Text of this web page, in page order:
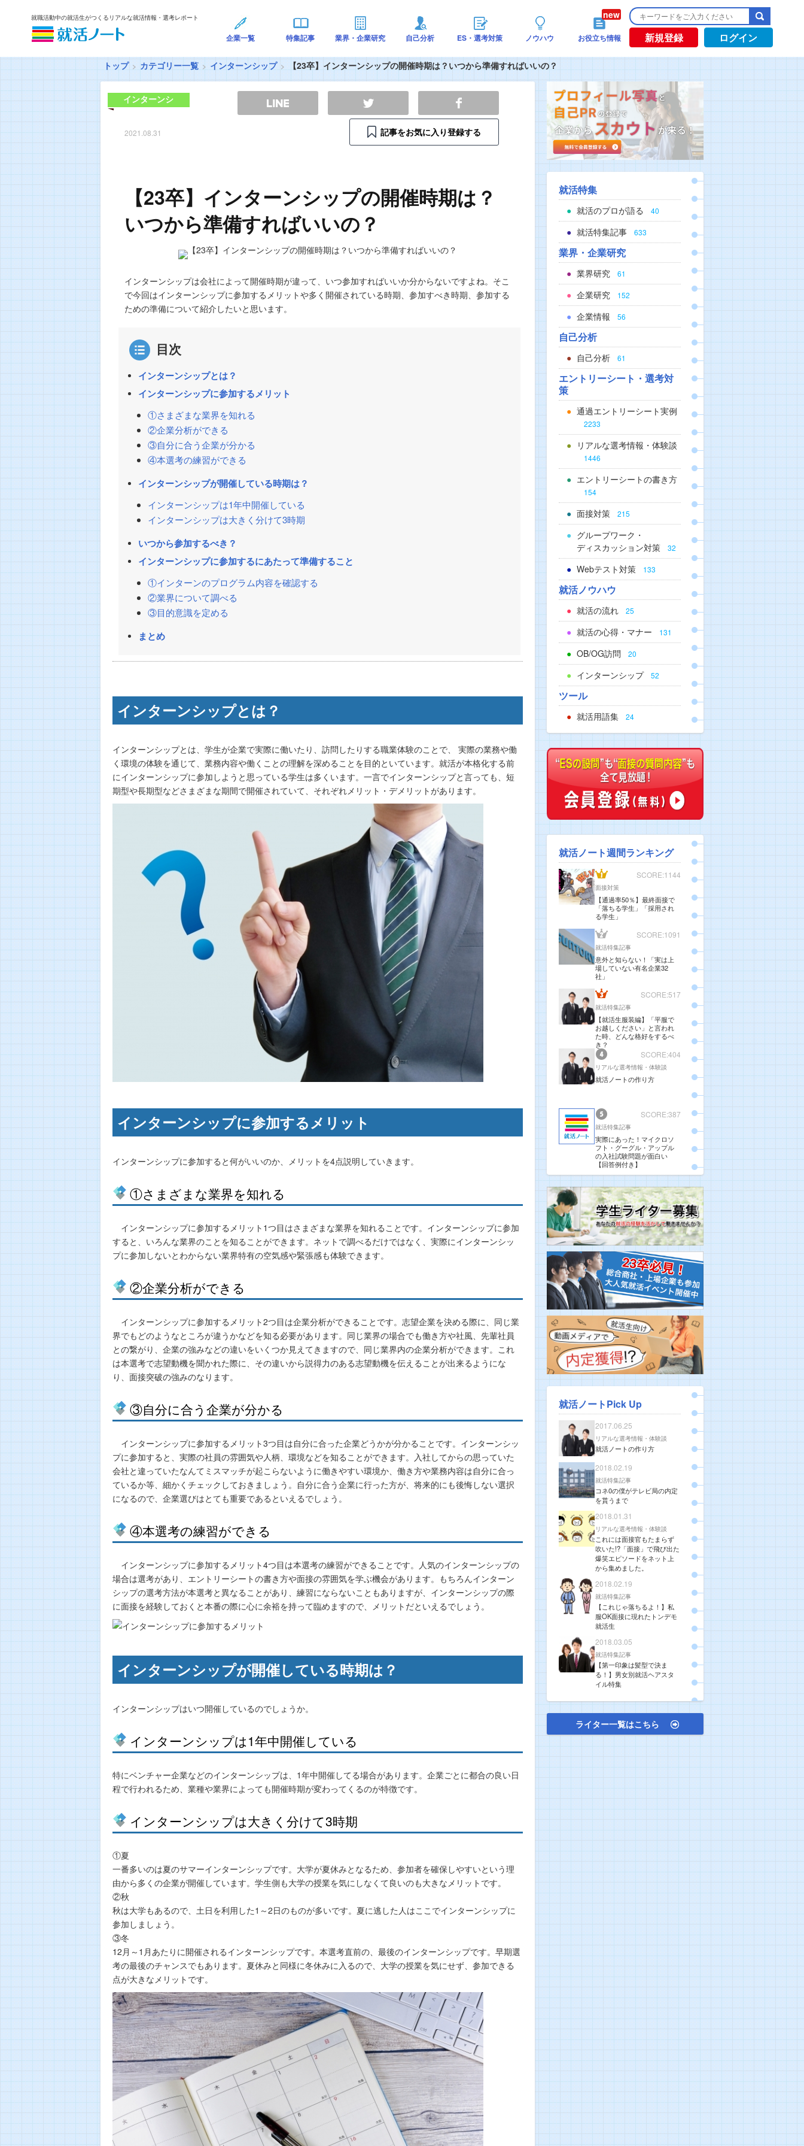
就職活動中の就活生がつくるリアルな就活情報・選考レポート
企業一覧 特集記事 業界・企業研究 自己分析 ES・選考対策 ノウハウ お役立ち情報 新規登録 ログイン
トップ カテゴリー一覧 インターンシップ 【23卒】インターンシップの開催時期は？いつから準備すればいいの？
インターンシ
2021.08.31 記事をお気に入り登録する
【23卒】インターンシップの開催時期は？
いつから準備すればいいの？
インターンシップは会社によって開催時期が違って、いつ参加すればいいか分からないですよね。そこ
で今回はインターンシップに参加するメリットや多く開催されている時期、参加すべき時期、参加する
ための準備について紹介したいと思います。
目次
インターンシップとは？
インターンシップに参加するメリット
①さまざまな業界を知れる
②企業分析ができる
③自分に合う企業が分かる
④本選考の練習ができる
インターンシップが開催している時期は？
インターンシップは1年中開催している
インターンシップは大きく分けて3時期
いつから参加するべき？
インターンシップに参加するにあたって準備すること
①インターンのプログラム内容を確認する
②業界について調べる
③目的意識を定める
まとめ
インターンシップとは？
インターンシップとは、学生が企業で実際に働いたり、訪問したりする職業体験のことで、 実際の業務や働
く環境の体験を通じて、業務内容や働くことの理解を深めることを目的といています。就活が本格化する前
にインターンシップに参加しようと思っている学生は多くいます。一言でインターンシップと言っても、短
期型や長期型などさまざまな期間で開催されていて、それぞれメリット・デメリットがあります。
インターンシップに参加するメリット
インターンシップに参加すると何がいいのか、メリットを4点説明していきます。
①さまざまな業界を知れる
インターンシップに参加するメリット1つ目はさまざまな業界を知れることです。インターンシップに参加
すると、いろんな業界のことを知ることができます。ネットで調べるだけではなく、実際にインターンシッ
プに参加しないとわからない業界特有の空気感や緊張感も体験できます。
②企業分析ができる
インターンシップに参加するメリット2つ目は企業分析ができることです。志望企業を決める際に、同じ業
界でもどのようなところが違うかなどを知る必要があります。同じ業界の場合でも働き方や社風、先輩社員
との繋がり、企業の強みなどの違いをいくつか見えてきますので、同じ業界内の企業分析ができます。これ
は本選考で志望動機を聞かれた際に、その違いから説得力のある志望動機を伝えることが出来るようにな
り、面接突破の強みのなります。
③自分に合う企業が分かる
インターンシップに参加するメリット3つ目は自分に合った企業どうかが分かることです。インターンシッ
プに参加すると、実際の社員の雰囲気や人柄、環境などを知ることができます。入社してからの思っていた
会社と違っていたなんてミスマッチが起こらないように働きやすい環境か、働き方や業務内容は自分に合っ
ているか等、細かくチェックしておきましょう。自分に合う企業に行った方が、将来的にも後悔しない選択
になるので、企業選びはとても重要であるといえるでしょう。
④本選考の練習ができる
インターンシップに参加するメリット4つ目は本選考の練習ができることです。人気のインターンシップの
場合は選考があり、エントリーシートの書き方や面接の雰囲気を学ぶ機会があります。もちろんインターン
シップの選考方法が本選考と異なることがあり、練習にならないこともありますが、インターンシップの際
に面接を経験しておくと本番の際に心に余裕を持って臨めますので、メリットだといえるでしょう。
インターンシップが開催している時期は？
インターンシップはいつ開催しているのでしょうか。
インターンシップは1年中開催している
特にベンチャー企業などのインターンシップは、1年中開催してる場合があります。企業ごとに都合の良い日
程で行われるため、業種や業界によっても開催時期が変わってくるのが特徴です。
インターンシップは大きく分けて3時期
①夏
一番多いのは夏のサマーインターンシップです。大学が夏休みとなるため、参加者を確保しやすいという理
由から多くの企業が開催しています。学生側も大学の授業を気にしなくて良いのも大きなメリットです。
②秋
秋は大学もあるので、土日を利用した1～2日のものが多いです。夏に逃した人はここでインターンシップに
参加しましょう。
③冬
12月～1月あたりに開催されるインターンシップです。本選考直前の、最後のインターンシップです。早期選
考の最後のチャンスでもあります。夏休みと同様に冬休みに入るので、大学の授業を気にせず、参加できる
点が大きなメリットです。
就活特集
就活のプロが語る 40
就活特集記事 633
業界・企業研究
業界研究 61
企業研究 152
企業情報 56
自己分析
自己分析 61
エントリーシート・選考対
策
通過エントリーシート実例
2233
リアルな選考情報・体験談
1446
エントリーシートの書き方
154
面接対策 215
グループワーク・
ディスカッション対策
32
Webテスト対策 133
就活ノウハウ
就活の流れ 25
就活の心得・マナー 131
OB/OG訪問 20
インターンシップ 52
ツール
就活用語集 24
就活ノート週間ランキング
SCORE:1144
面接対策
【通過率50％】最終面接で
「落ちる学生」「採用され
る学生」
SCORE:1091
就活特集記事
意外と知らない！「実は上
場していない有名企業32
社」
SCORE:517
就活特集記事
【就活生服装編】「平服で
お越しください」と言われ
た時、どんな格好をするべ
き？
SCORE:404
リアルな選考情報・体験談
就活ノートの作り方
SCORE:387
就活特集記事
実際にあった！マイクロソ
フト・グーグル・アップル
の入社試験問題が面白い
【回答例付き】
就活ノートPick Up
2017.06.25
リアルな選考情報・体験談
就活ノートの作り方
2018.02.19
就活特集記事
コネ0の僕がテレビ局の内定
を貰うまで
2018.01.31
リアルな選考情報・体験談
これには面接官もたまらず
吹いた!?「面接」で飛び出た
爆笑エピソードをネット上
から集めました。
2018.02.19
就活特集記事
【これじゃ落ちるよ！】私
服OK面接に現れたトンデモ
就活生
2018.03.05
就活特集記事
【第一印象は髪型で決ま
る！】男女別就活ヘアスタ
イル特集
ライター一覧はこちら